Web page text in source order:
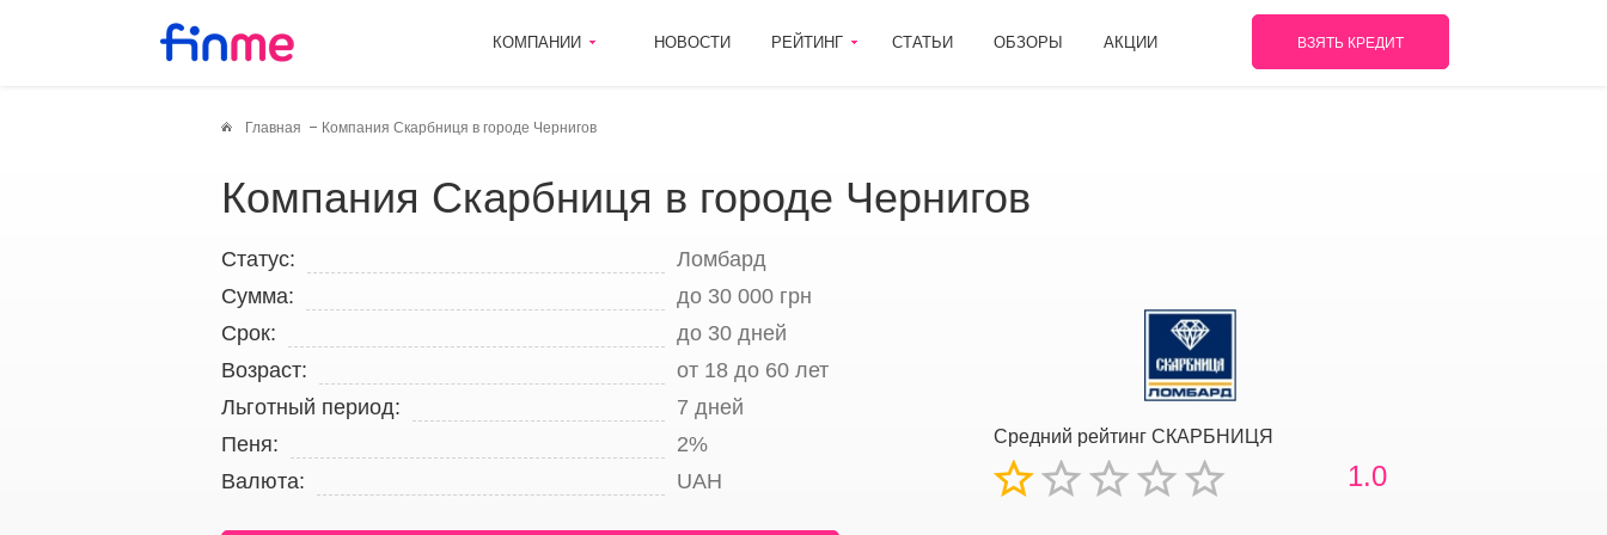
КОМПАНИИ НОВОСТИ РЕЙТИНГ СТАТЬИ ОБЗОРЫ АКЦИИ ВЗЯТЬ КРЕДИТ
Главная Компания Скарбниця в городе Чернигов
Компания Скарбниця в городе Чернигов
Средний рейтинг СКАРБНИЦЯ
1.0
Статус:
Ломбард
Сумма:
до 30 000 грн
Срок:
до 30 дней
Возраст:
от 18 до 60 лет
Льготный период:
7 дней
Пеня:
2%
Валюта:
UAH